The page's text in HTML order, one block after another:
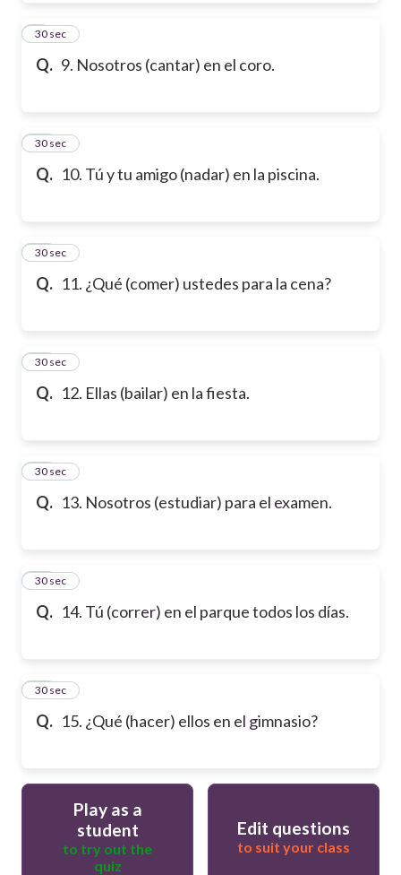
Q. 9. Nosotros (cantar) en el coro.
9
30 sec
Q. 10. Tú y tu amigo (nadar) en la piscina.
10
30 sec
Q. 11. ¿Qué (comer) ustedes para la cena?
11
30 sec
Q. 12. Ellas (bailar) en la fiesta.
12
30 sec
Q. 13. Nosotros (estudiar) para el examen.
13
30 sec
Q. 14. Tú (correr) en el parque todos los días.
14
30 sec
Q. 15. ¿Qué (hacer) ellos en el gimnasio?
15
30 sec
Play as a
student
to try out the
quiz
Edit questions
to suit your class